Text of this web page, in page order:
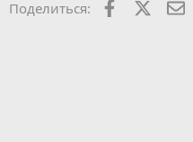
Поделиться: Facebook